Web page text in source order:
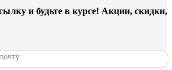
и будьте в курсе! Акции, скидки,